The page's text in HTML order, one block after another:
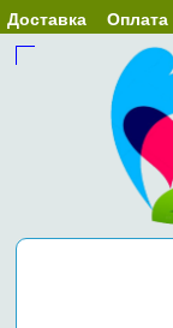
Доставка Оплата